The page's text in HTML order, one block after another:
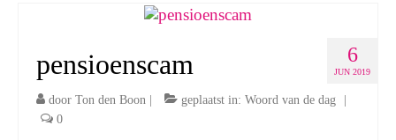
6
JUN 2019
pensioenscam
door Ton den Boon | geplaatst in: Woord van de dag
|
0